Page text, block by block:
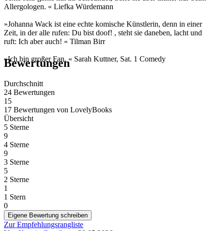
Allergologen. « Liefka Würdemann
»Johanna Wack ist eine echte komische Künstlerin, denn in einer
Zeit, in der alle rufen: Du bist doof! , steht sie daneben, lacht und
ruft: Ich aber auch! « Tilman Birr
»Ich bin großer Fan. « Sarah Kuttner, Sat. 1 Comedy
Bewertungen
Durchschnitt
24 Bewertungen
15
17 Bewertungen von LovelyBooks
Übersicht
5 Sterne
9
4 Sterne
9
3 Sterne
5
2 Sterne
1
1 Stern
0
Eigene Bewertung schreiben
Zur Empfehlungsrangliste